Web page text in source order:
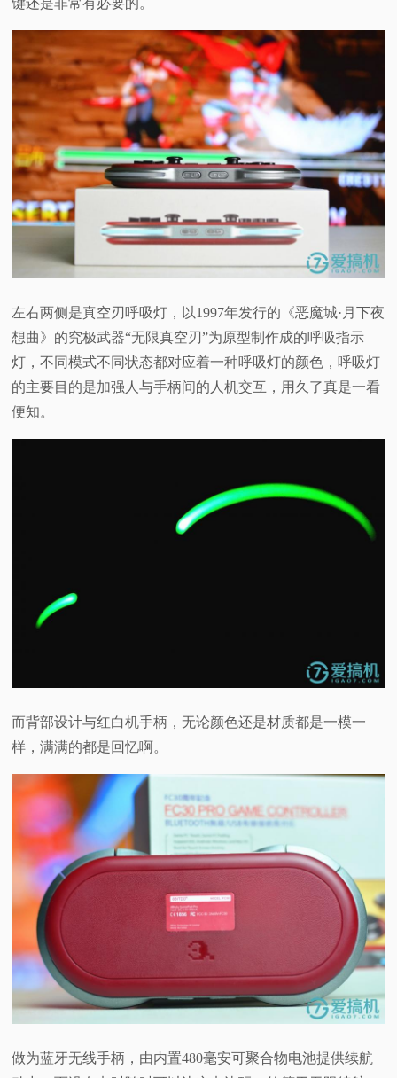
左右两侧是真空刃呼吸灯，以1997年发行的《恶魔城·月下夜
想曲》的究极武器“无限真空刃”为原型制作成的呼吸指示
灯，不同模式不同状态都对应着一种呼吸灯的颜色，呼吸灯
的主要目的是加强人与手柄间的人机交互，用久了真是一看
便知。
而背部设计与红白机手柄，无论颜色还是材质都是一模一
样，满满的都是回忆啊。
做为蓝牙无线手柄，由内置480毫安可聚合物电池提供续航